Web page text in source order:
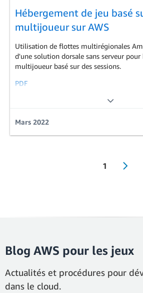
Hébergement de jeu basé
multijoueur sur AWS
Utilisation de flottes multirégionales
d'une solution dorsale sans serveur pour
multijoueur basé sur des sessions.
PDF
Mars 2022
1
Blog AWS pour les jeux
Actualités et procédures pour
dans le cloud.